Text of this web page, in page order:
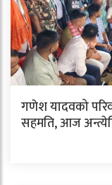
गणेश यादवको
सहमति, आज